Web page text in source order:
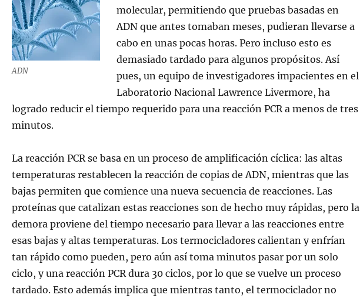
ADN
molecular, permitiendo que pruebas basadas en
ADN que antes tomaban meses, pudieran llevarse a
cabo en unas pocas horas. Pero incluso esto es
demasiado tardado para algunos propósitos. Así
pues, un equipo de investigadores impacientes en el
Laboratorio Nacional Lawrence Livermore, ha
logrado reducir el tiempo requerido para una reacción PCR a menos de tres
minutos.
La reacción PCR se basa en un proceso de amplificación cíclica: las altas
temperaturas restablecen la reacción de copias de ADN, mientras que las
bajas permiten que comience una nueva secuencia de reacciones. Las
proteínas que catalizan estas reacciones son de hecho muy rápidas, pero la
demora proviene del tiempo necesario para llevar a las reacciones entre
esas bajas y altas temperaturas. Los termocicladores calientan y enfrían
tan rápido como pueden, pero aún así toma minutos pasar por un solo
ciclo, y una reacción PCR dura 30 ciclos, por lo que se vuelve un proceso
tardado. Esto además implica que mientras tanto, el termociclador no